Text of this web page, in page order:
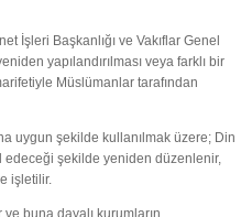
İşleri Başkanlığı ve Vakıflar Genel
yapılandırılması veya farklı bir
Müslümanlar tarafından
uygun şekilde kullanılmak üzere; Din
edeceği şekilde yeniden düzenlenir,
işletilir.
buna dayalı kurumların